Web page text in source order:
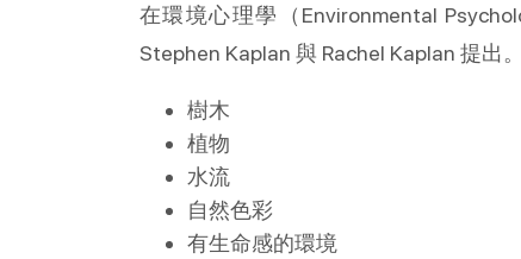
在環境心理學（ Environmental
Stephen Kaplan 與 Rachel Kaplan 提出
樹木
植物
水流
自然色彩
有生命感的環境